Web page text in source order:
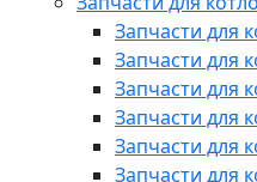
Запчасти для
Запчасти для
Запчасти для
Запчасти для
Запчасти для
Запчасти для